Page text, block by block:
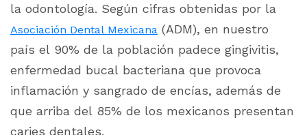
la odontología. Según cifras obtenidas por la
Asociación Dental Mexicana (ADM), en nuestro
país el 90% de la población padece gingivitis,
enfermedad bucal bacteriana que provoca
inflamación y sangrado de encías, además de
que arriba del 85% de los mexicanos presentan
caries dentales.